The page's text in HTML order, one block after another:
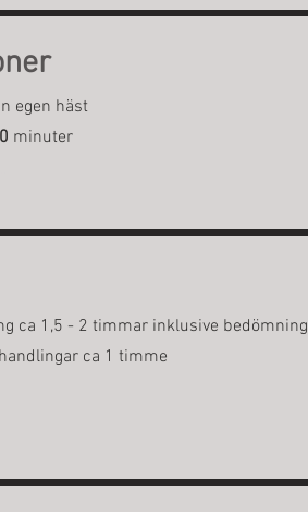
egen häst
minuter
ca 1,5 - 2 timmar inklusive bedömning
ca 1 timme